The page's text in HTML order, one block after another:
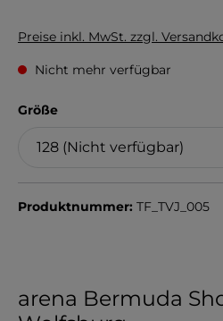
Preise inkl. MwSt. zzgl.
Nicht mehr verfügbar
Größeauswählen
Produktnummer: TF_TVJ_005
arena Bermuda